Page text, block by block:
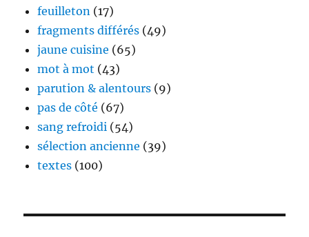
feuilleton (17)
fragments différés (49)
jaune cuisine (65)
mot à mot (43)
parution & alentours (9)
pas de côté (67)
sang refroidi (54)
sélection ancienne (39)
textes (100)